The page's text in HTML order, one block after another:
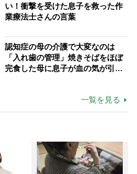
い！衝撃を受けた息子を救った作
業療法士さんの言葉
認知症の母の介護で大変なのは
「入れ歯の管理」焼きそばをほぼ
完食した母に息子が血の気が引い
一覧を見る